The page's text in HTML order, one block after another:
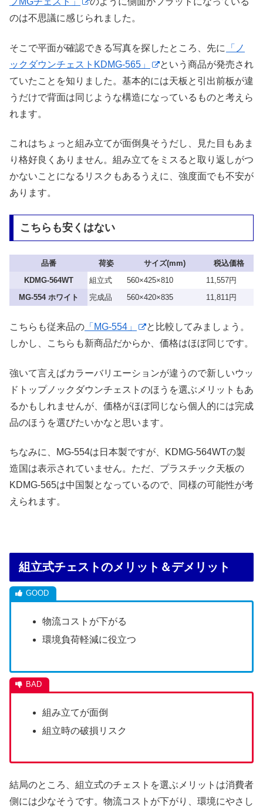
のは不思議に感じられました。
そこで平面が確認できる写真を探したところ、先に
「ノ
ックダウンチェストKDMG-565」
という商品が発売され
ていたことを知りました。基本的には天板と引出前板が違
うだけで背面は同じような構造になっているものと考えら
れます。
これはちょっと組み立てが面倒臭そうだし、見た目もあま
り格好良くありません。組み立てをミスると取り返しがつ
かないことになるリスクもあるうえに、強度面でも不安が
あります。
こちらも安くはない
品番 荷姿 サイズ(mm)
税込価格
KDMG-564WT
組立式 560×425×810
11,557円
MG-554 ホワイト
完成品 560×420×835 11,811円
こちらも従来品の 「MG-554」
と比較してみましょう。
しかし、こちらも新商品だからか、価格はほぼ同じです。
強いて言えばカラーバリエーションが違うので新しいウッ
ドトップノックダウンチェストのほうを選ぶメリットもあ
るかもしれませんが、価格がほぼ同じなら個人的には完成
品のほうを選びたいかなと思います。
ちなみに、MG-554は日本製ですが、KDMG-564WTの製
造国は表示されていません。ただ、プラスチック天板の
KDMG-565は中国製となっているので、同様の可能性が考
えられます。
組立式チェストのメリット＆デメリット
物流コストが下がる
環境負荷軽減に役立つ
組み立てが面倒
組立時の破損リスク
結局のところ、組立式のチェストを選ぶメリットは消費者
側には少なそうです。物流コストが下がり、環境にやさし